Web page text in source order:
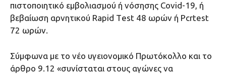
πιστοποιητικό εμβολιασμού ή νόσησης Covid-19, ή
βεβαίωση αρνητικού Rapid Τest 48 ωρών ή Pcrtest
72 ωρών.
Σύμφωνα με το νέο υγειονομικό Πρωτόκολλο και το
άρθρο 9.12 «συνίσταται στους αγώνες να